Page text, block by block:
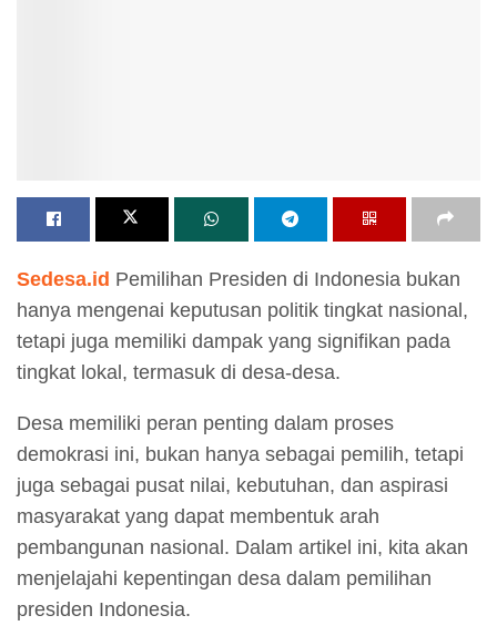
Sedesa.id Pemilihan Presiden di Indonesia bukan
hanya mengenai keputusan politik tingkat nasional,
tetapi juga memiliki dampak yang signifikan pada
tingkat lokal, termasuk di desa-desa.
Desa memiliki peran penting dalam proses
demokrasi ini, bukan hanya sebagai pemilih, tetapi
juga sebagai pusat nilai, kebutuhan, dan aspirasi
masyarakat yang dapat membentuk arah
pembangunan nasional. Dalam artikel ini, kita akan
menjelajahi kepentingan desa dalam pemilihan
presiden Indonesia.